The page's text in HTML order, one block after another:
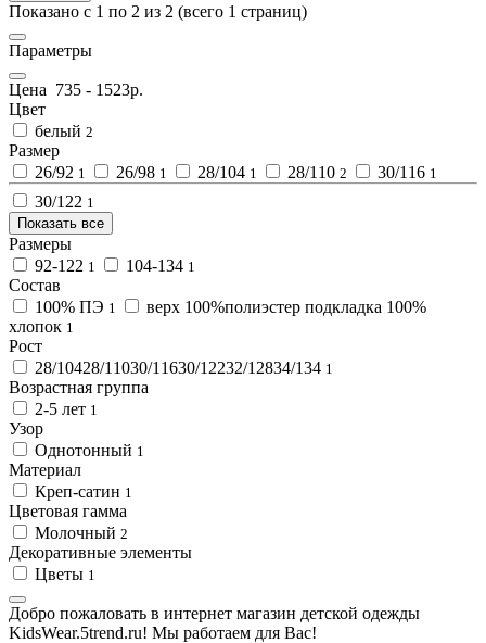
Показано с 1 по 2 из 2 (всего 1 страниц)
Параметры
Цена 735 - 1523р.
Цвет
белый 2
Размер
26/92 1 26/98 1 28/104 1 28/110 2 30/116 1
30/122 1
Показать все
Размеры
92-122 1 104-134 1
Состав
100% ПЭ 1
верх 100%полиэстер подкладка 100%
хлопок 1
Рост
28/10428/11030/11630/12232/12834/134 1
Возрастная группа
2-5 лет 1
Узор
Однотонный 1
Материал
Креп-сатин 1
Цветовая гамма
Молочный 2
Декоративные элементы
Цветы 1
Добро пожаловать в интернет магазин детской одежды
KidsWear.5trend.ru! Мы работаем для Вас!